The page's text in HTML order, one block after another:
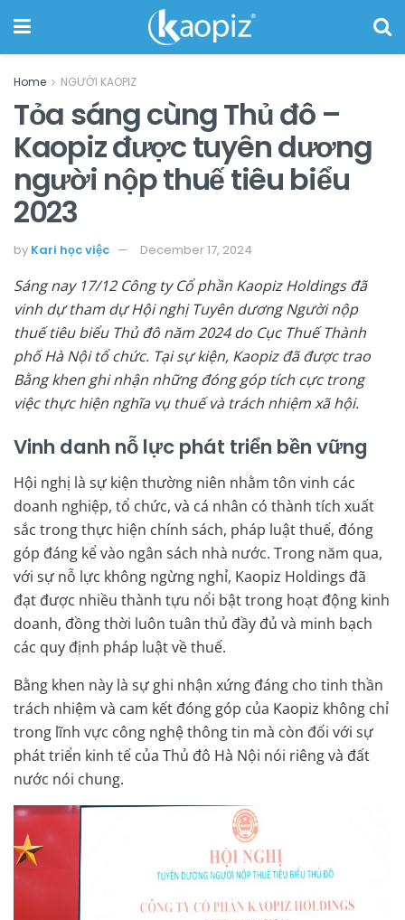
Home NGƯỜI KAOPIZ
Tỏa sáng cùng Thủ đô –
Kaopiz được tuyên dương
người nộp thuế tiêu biểu
2023
by Kari học việc December 17, 2024
Sáng nay 17/12 Công ty Cổ phần Kaopiz Holdings đã
vinh dự tham dự Hội nghị Tuyên dương Người nộp
thuế tiêu biểu Thủ đô năm 2024 do Cục Thuế Thành
phố Hà Nội tổ chức. Tại sự kiện, Kaopiz đã được trao
Bằng khen ghi nhận những đóng góp tích cực trong
việc thực hiện nghĩa vụ thuế và trách nhiệm xã hội.
Vinh danh nỗ lực phát triển bền vững
Hội nghị là sự kiện thường niên nhằm tôn vinh các
doanh nghiệp, tổ chức, và cá nhân có thành tích xuất
sắc trong thực hiện chính sách, pháp luật thuế, đóng
góp đáng kể vào ngân sách nhà nước. Trong năm qua,
với sự nỗ lực không ngừng nghỉ, Kaopiz Holdings đã
đạt được nhiều thành tựu nổi bật trong hoạt động kinh
doanh, đồng thời luôn tuân thủ đầy đủ và minh bạch
các quy định pháp luật về thuế.
Bằng khen này là sự ghi nhận xứng đáng cho tinh thần
trách nhiệm và cam kết đóng góp của Kaopiz không chỉ
trong lĩnh vực công nghệ thông tin mà còn đối với sự
phát triển kinh tế của Thủ đô Hà Nội nói riêng và đất
nước nói chung.